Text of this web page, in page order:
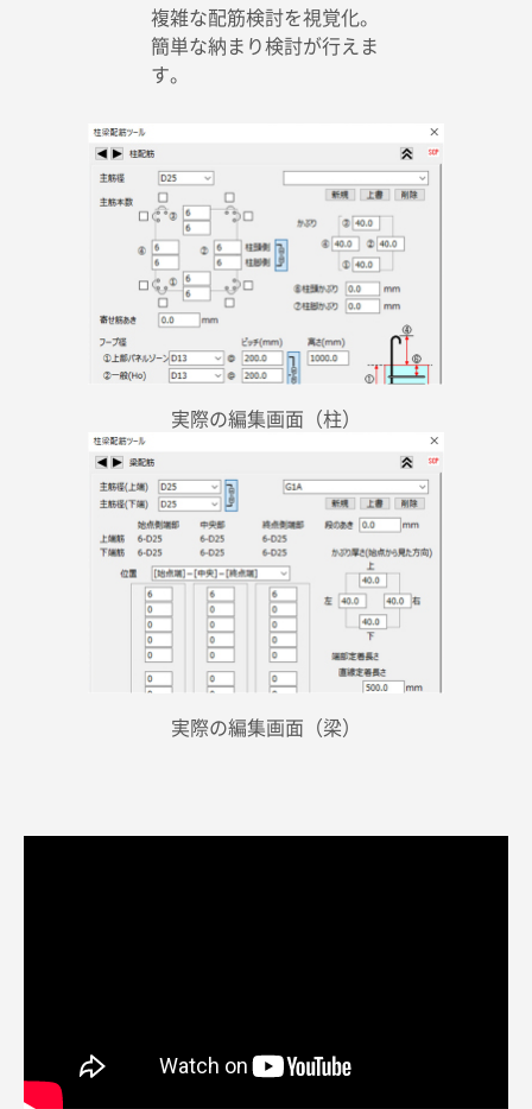
複雑な配筋検討を視覚化。
簡単な納まり検討が行えま
す。
実際の編集画面（柱）
実際の編集画面（梁）